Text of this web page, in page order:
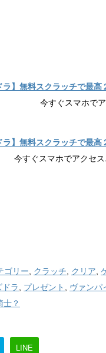
ラ】無料スクラッチで最
今すぐスマホで
ラ】無料スクラッチで最
今すぐスマホでアクセ
ゴリー クラッチ クリア
ドラ プレゼント ヴァンパ
士？
LINE